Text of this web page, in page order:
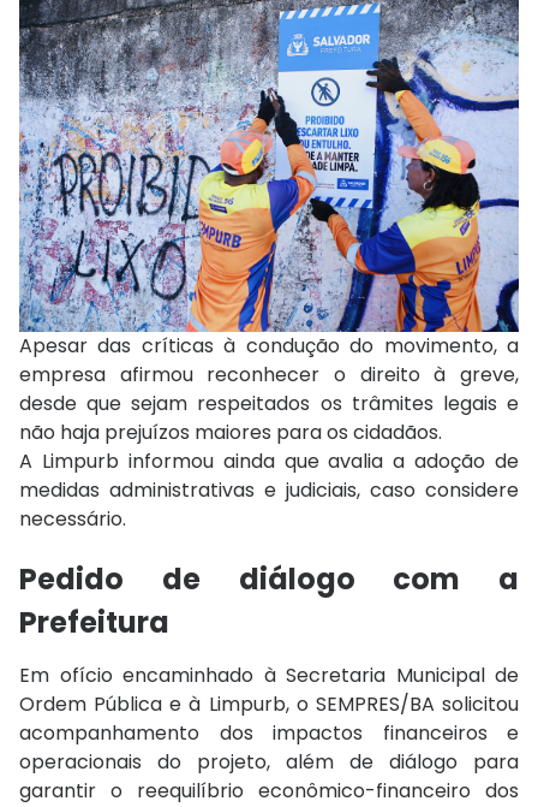
Apesar das críticas à condução do movimento, a
empresa afirmou reconhecer o direito à greve,
desde que sejam respeitados os trâmites legais e
não haja prejuízos maiores para os cidadãos.
A Limpurb informou ainda que avalia a adoção de
medidas administrativas e judiciais, caso considere
necessário.
Pedido de diálogo com a
Prefeitura
Em ofício encaminhado à Secretaria Municipal de
Ordem Pública e à Limpurb, o SEMPRES/BA solicitou
acompanhamento dos impactos financeiros e
operacionais do projeto, além de diálogo para
garantir o reequilíbrio econômico-financeiro dos